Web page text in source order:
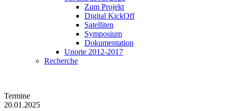
Zum Projekt
Digital KickOff
Satelliten
Symposium
Dokumentation
Unorte 2012-2017
Recherche
Termine
20.01.2025